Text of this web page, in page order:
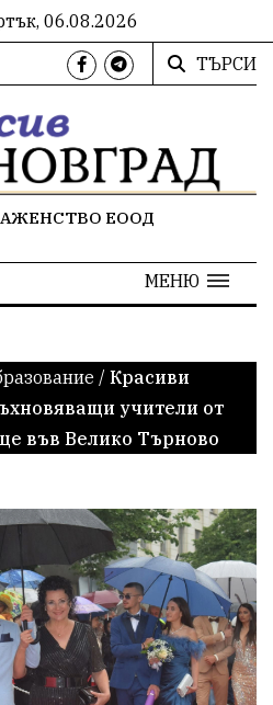
06.08.2026
ТЪРСИ
ЕООД
МЕНЮ
/ Красиви
учители от
във Велико Търново